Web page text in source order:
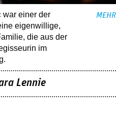
war einer der
eigenwillige,
die aus der
im
MEHR
Lennie